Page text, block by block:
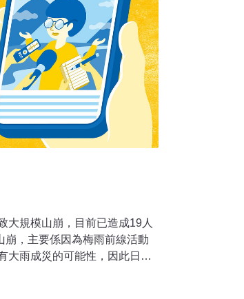
大規模山崩，目前已造成19人
，主要係因為梅雨前線活動
大雨成災的可能性，因此日本
出動200人搶救，目前發現